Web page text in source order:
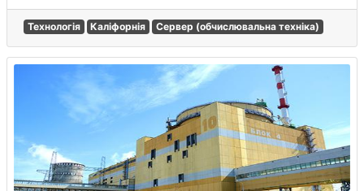
Технологія Каліфорнія Сервер (обчислювальна техніка)